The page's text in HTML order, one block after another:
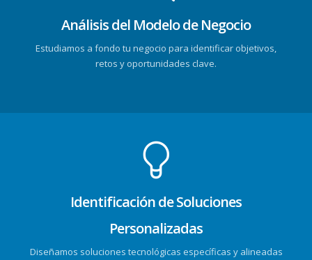
Análisis del Modelo de Negocio
Estudiamos a fondo tu negocio para identificar objetivos,
retos y oportunidades clave.
Identificación de Soluciones
Personalizadas
Diseñamos soluciones tecnológicas específicas y alineadas